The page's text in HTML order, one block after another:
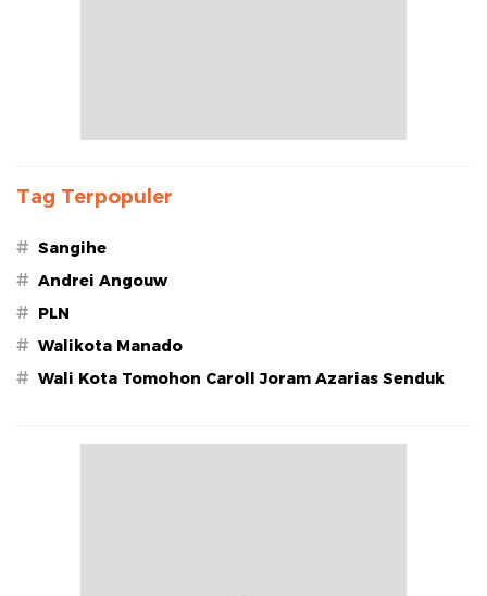
Tag Terpopuler
# Sangihe
# Andrei Angouw
# PLN
# Walikota Manado
# Wali Kota Tomohon Caroll Joram Azarias Senduk